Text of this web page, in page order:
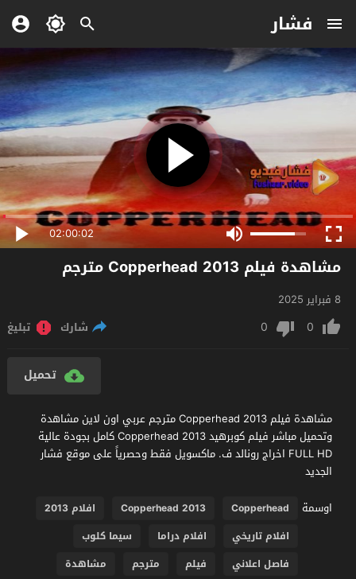
فشار
02:00:02
مشاهدة فيلم Copperhead 2013 مترجم
8 فبراير 2025
0
0 شارك تبليغ
تحميل
مشاهدة فيلم Copperhead 2013 مترجم عربي اون لاين مشاهدة
وتحميل مباشر فيلم كوبرهيد Copperhead 2013 كامل بجودة عالية
FULL HD اخراج رونالد ف. ماكسويل فقط وحصرياً على موقع فشار
الجديد
اوسمة
Copperhead
Copperhead 2013
افلام 2013
افلام تاريخي
افلام دراما
سيما كلوب
فاصل اعلاني
فيلم مترجم مشاهدة